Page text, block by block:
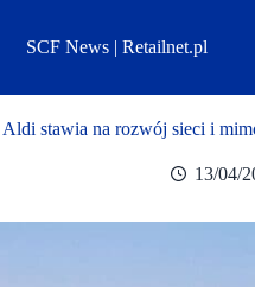
treściSCF News | Retailnet.pl
Aldi stawia na rozwój sieci i
13/04/